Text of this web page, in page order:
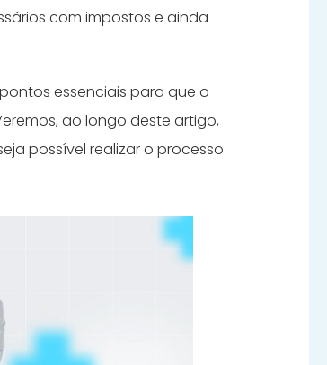
com impostos e ainda
essenciais para que o
ao longo deste artigo,
possível realizar o processo